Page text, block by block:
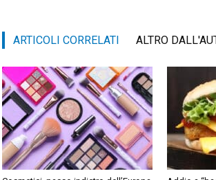
ARTICOLI CORRELATI ALTRO